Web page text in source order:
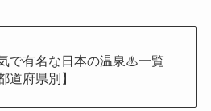
で有名な日本の温泉♨一覧
道府県別】